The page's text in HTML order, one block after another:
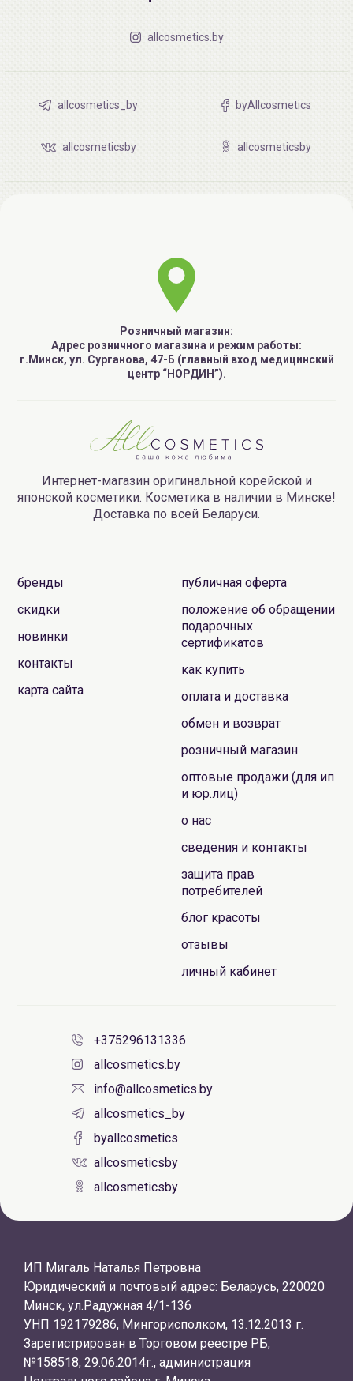
allcosmetics.by
allcosmetics_by byAllcosmetics
allcosmeticsby allcosmeticsby
Розничный магазин:
Адрес розничного магазина и режим работы:
г.Минск, ул. Сурганова, 47-Б (главный вход медицинский
центр “НОРДИН”).
Интернет-магазин оригинальной корейской и
японской косметики. Косметика в наличии в Минске!
Доставка по всей Беларуси.
бренды
скидки
новинки
контакты
карта сайта
публичная оферта
положение об обращении
подарочных
сертификатов
как купить
оплата и доставка
обмен и возврат
розничный магазин
оптовые продажи (для ип
и юр.лиц)
о нас
сведения и контакты
защита прав
потребителей
блог красоты
отзывы
личный кабинет
+375296131336
allcosmetics.by
info@allcosmetics.by
allcosmetics_by
byallcosmetics
allcosmeticsby
allcosmeticsby
ИП Мигаль Наталья Петровна
Юридический и почтовый адрес: Беларусь, 220020
Минск, ул.Радужная 4/1-136
УНП 192179286, Мингорисполком, 13.12.2013 г.
Зарегистрирован в Торговом реестре РБ,
№158518, 29.06.2014г., администрация